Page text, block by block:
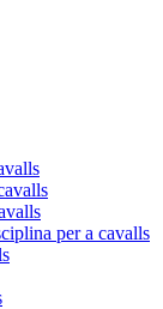
per a cavalls